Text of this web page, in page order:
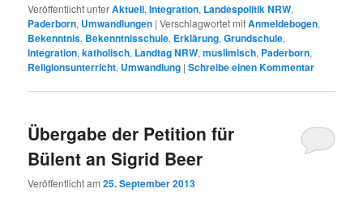
Veröffentlicht unterAktuell,Integration, Landespolitik NRW,
Paderborn, Umwandlungen |Verschlagwortet mitAnmeldebogen,
Bekenntnis, Bekenntnisschule, Erklärung,Grundschule,
Integration,katholisch, Landtag NRW,muslimisch, Paderborn,
Religionsunterricht, Umwandlung |Schreibe einen Kommentar
Übergabe der Petition für
Bülent an Sigrid Beer
Veröffentlicht am25. September 2013